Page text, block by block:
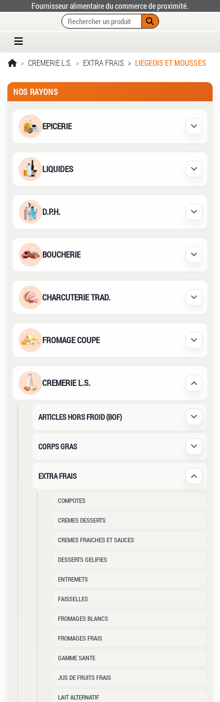
Fournisseur alimentaire du commerce de proximité.
CREMERIE L.S. EXTRA FRAIS LIEGEOIS ET MOUSSES
NOS RAYONS
EPICERIE Déplier
LIQUIDES Déplier
D.P.H. Déplier
BOUCHERIE Déplier
CHARCUTERIE TRAD. Déplier
FROMAGE COUPE Déplier
CREMERIE L.S. Déplier
ARTICLES HORS FROID (BOF) Déplier
CORPS GRAS Déplier
EXTRA FRAIS Déplier
COMPOTES
CREMES DESSERTS
CREMES FRAICHES ET SAUCES
DESSERTS GELIFIES
ENTREMETS
FAISSELLES
FROMAGES BLANCS
FROMAGES FRAIS
GAMME SANTE
JUS DE FRUITS FRAIS
LAIT ALTERNATIF